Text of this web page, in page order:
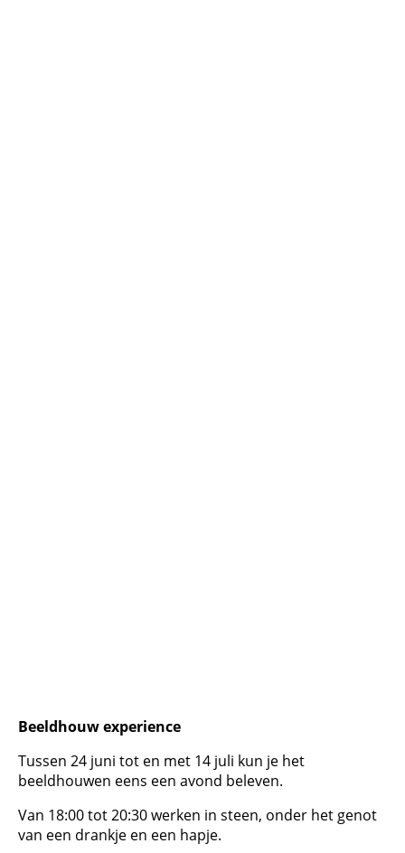
Beeldhouw experience
Tussen 24 juni tot en met 14 juli kun je het
beeldhouwen eens een avond beleven.
Van 18:00 tot 20:30 werken in steen, onder het genot
van een drankje en een hapje.